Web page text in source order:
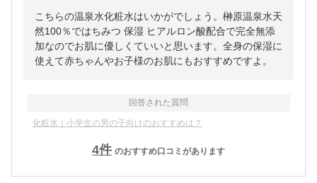
こちらの温泉水化粧水はいかがでしょう。榊原温泉水天
然100％ではちみつ 保湿 ヒアルロン酸配合で完全無添
加なのでお肌に優しくていいと思います。全身の保湿に
使えて赤ちゃんやお子様のお肌にもおすすめですよ。
回答された質問
化粧水｜小学生の男の子向けのおすすめは？
4件 のおすすめ口コミがあります